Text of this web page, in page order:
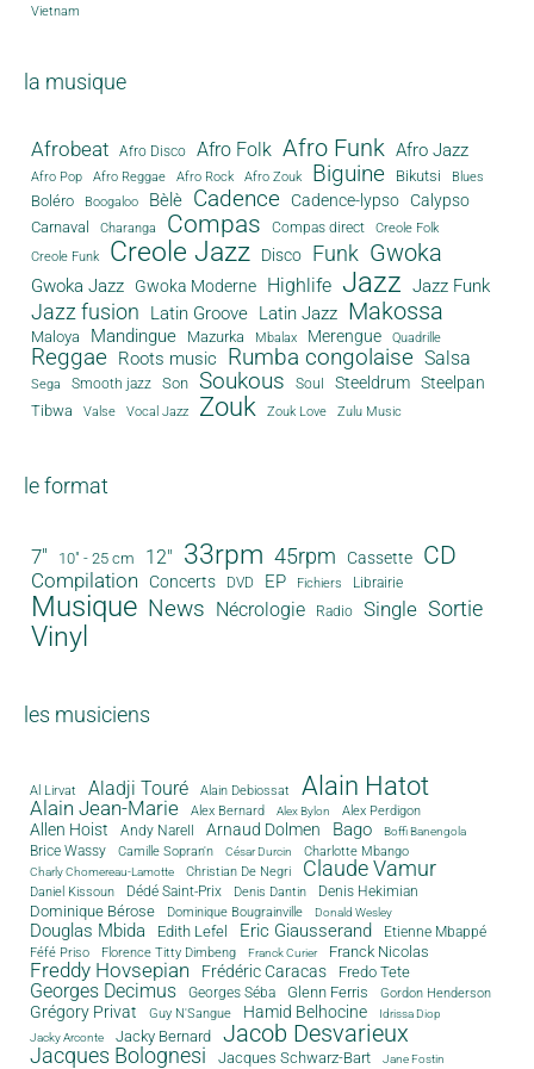
Vietnam
la musique
Afrobeat Afro Disco Afro Folk Afro Funk Afro Jazz
Afro Pop Afro Reggae Afro Rock Afro Zouk Biguine Bikutsi Blues
Boléro Boogaloo Bèlè Cadence Cadence-lypso Calypso
Carnaval Charanga Compas Compas direct
Creole Folk
Creole Funk
Creole Jazz Disco Funk Gwoka
Gwoka Jazz Gwoka Moderne Highlife Jazz Jazz Funk
Jazz fusion Latin Groove Latin Jazz Makossa
Maloya Mandingue Mazurka Mbalax Merengue Quadrille
Reggae Roots music Rumba congolaise Salsa
Sega Smooth jazz Son Soukous Soul Steeldrum Steelpan
Tibwa Valse Vocal Jazz Zouk Zouk Love Zulu Music
le format
7" 10" - 25 cm 12" 33rpm 45rpm Cassette CD
Compilation Concerts DVD EP Fichiers Librairie
Musique News Nécrologie Radio Single Sortie
Vinyl
les musiciens
Al Lirvat Aladji Touré Alain Debiossat Alain Hatot
Alain Jean-Marie Alex Bernard Alex Bylon Alex Perdigon
Allen Hoist Andy Narell Arnaud Dolmen Bago Boffi Banengola
Brice Wassy Camille Sopran'n César Durcin Charlotte Mbango
Charly Chomereau-Lamotte Christian De Negri Claude Vamur
Daniel Kissoun Dédé Saint-Prix Denis Dantin Denis Hekimian
Dominique Bérose Dominique Bougrainville Donald Wesley
Douglas Mbida Edith Lefel Eric Giausserand Etienne Mbappé
Féfé Priso Florence Titty Dimbeng Franck Curier Franck Nicolas
Freddy Hovsepian Frédéric Caracas Fredo Tete
Georges Decimus Georges Séba Glenn Ferris Gordon Henderson
Grégory Privat Guy N'Sangue Hamid Belhocine
Idrissa Diop
Jacky Arconte
Jacky Bernard Jacob Desvarieux
Jacques Bolognesi Jacques Schwarz-Bart Jane Fostin